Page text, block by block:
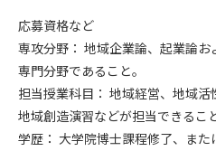
応募資格など
専攻分野： 地域企業論、起業論
専門分野であること。
担当授業科目： 地域経営、地域活
地域創造演習などが担当できること
学歴： 大学院博士課程修了、ま